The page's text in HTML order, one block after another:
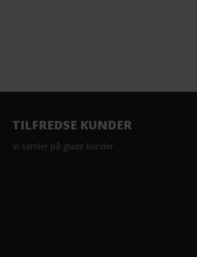
TILFREDSE KUNDER
Vi samler på glade kunder